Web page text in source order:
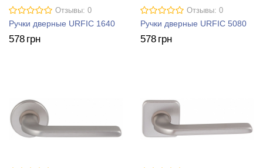
Отзывы: 0
Ручки дверные URFIC 1640
578 грн
Отзывы: 0
Ручки дверные URFIC 5080
578 грн